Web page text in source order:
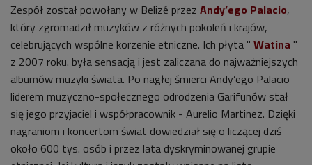
Zespół został powołany w Belizé przez Andy’ego Palacio,
który zgromadził muzyków z różnych pokoleń i krajów,
celebrujących wspólne korzenie etniczne. Ich płyta " Watina "
z 2007 roku. była sensacją i jest zaliczana do najważniejszych
albumów muzyki świata. Po nagłej śmierci Andy’ego Palacio
liderem muzyczno-społecznego odrodzenia Garifunów stał
się jego przyjaciel i współpracownik - Aurelio Martinez. Dzięki
nagraniom i koncertom świat dowiedział się o liczącej dziś
około 600 tys. osób i przez lata dyskryminowanej grupie